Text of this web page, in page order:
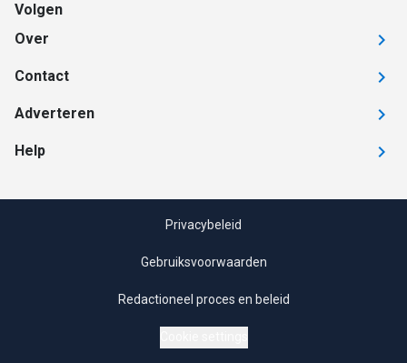
Volgen
Over
Contact
Adverteren
Help
Privacybeleid
Gebruiksvoorwaarden
Redactioneel proces en beleid